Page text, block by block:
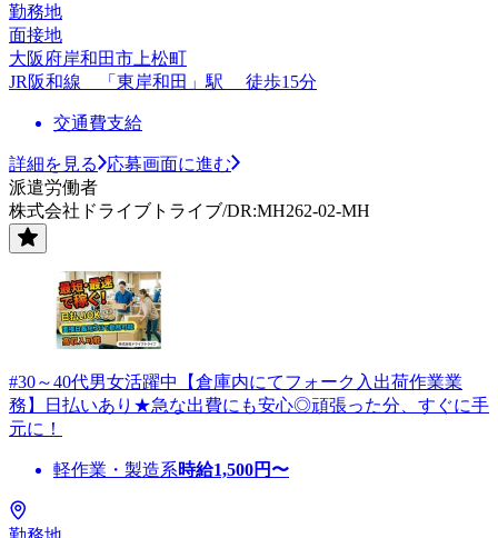
勤務地
面接地
大阪府岸和田市上松町
JR阪和線 「東岸和田」駅 徒歩15分
交通費支給
詳細を見る
応募画面に進む
派遣労働者
株式会社ドライブトライブ/DR:MH262-02-MH
#30～40代男女活躍中【倉庫内にてフォーク入出荷作業業
務】日払いあり★急な出費にも安心◎頑張った分、すぐに手
元に！
軽作業・製造系時給1,500円〜